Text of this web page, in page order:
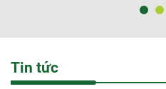
Tin tức